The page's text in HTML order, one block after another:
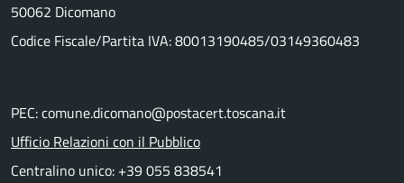
50062 Dicomano
Codice Fiscale/Partita IVA: 80013190485/03149360483
PEC: comune.dicomano@postacert.toscana.it
Ufficio Relazioni con il Pubblico
Centralino unico: +39 055 838541